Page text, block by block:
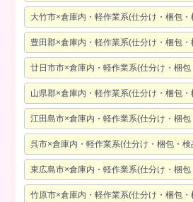
大竹市×倉庫内・軽作業系(仕分け・梱包
豊田郡×倉庫内・軽作業系(仕分け・梱包
廿日市市×倉庫内・軽作業系(仕分け・梱
山県郡×倉庫内・軽作業系(仕分け・梱包
江田島市×倉庫内・軽作業系(仕分け・梱
呉市×倉庫内・軽作業系(仕分け・梱包・検
東広島市×倉庫内・軽作業系(仕分け・梱
竹原市×倉庫内・軽作業系(仕分け・梱包